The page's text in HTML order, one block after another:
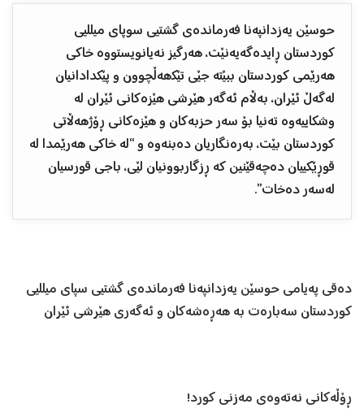
حوسێن یەزدانپەنا فەرماندەی گشتیی سوپای میللیی
کوردستان ڕایدەگەیەنێت، ھەرگیز نەیانویستووە خاکی
ھەرێمی کوردستان ببێتە جێی تێکھەڵچوون و پێکدادانیان
لەگەڵ ئێران، بەڵام ئەگەر ھێرشی هێزەکانی ئێران لە
وشکاییەوە تەنیا بۆ سەر حزبەکان و هێزەکانی ڕۆژهەڵاتی
کوردستان بێت، بەرەنگاریان دەبنەوە و “لە خاکی ھەرێمدا لە
قوڕێکییان دەچەقێنین کە ڕزگاربوونیان لێی، باجی قورسیان
لەسەر دەخات”.
دەقی پەیامی حوسێن یەزدانپەنا فەرماندەی گشتیی سپای میللیی
کوردستان سەبارەت بە ھەڕەشەکان و ئەگەری ھێرشی ئێران
ڕۆڵەکانی نەتەوەی مەزنی کورد!